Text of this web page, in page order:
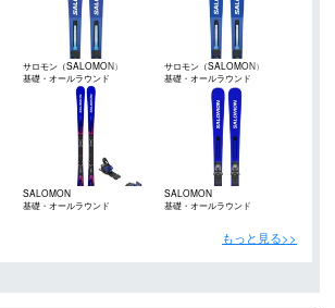
サロモン（SALOMON）
基礎・オールラウンド
サロモン（SALOMON）
基礎・オールラウンド
SALOMON
基礎・オールラウンド
SALOMON
基礎・オールラウンド
もっと見る>>